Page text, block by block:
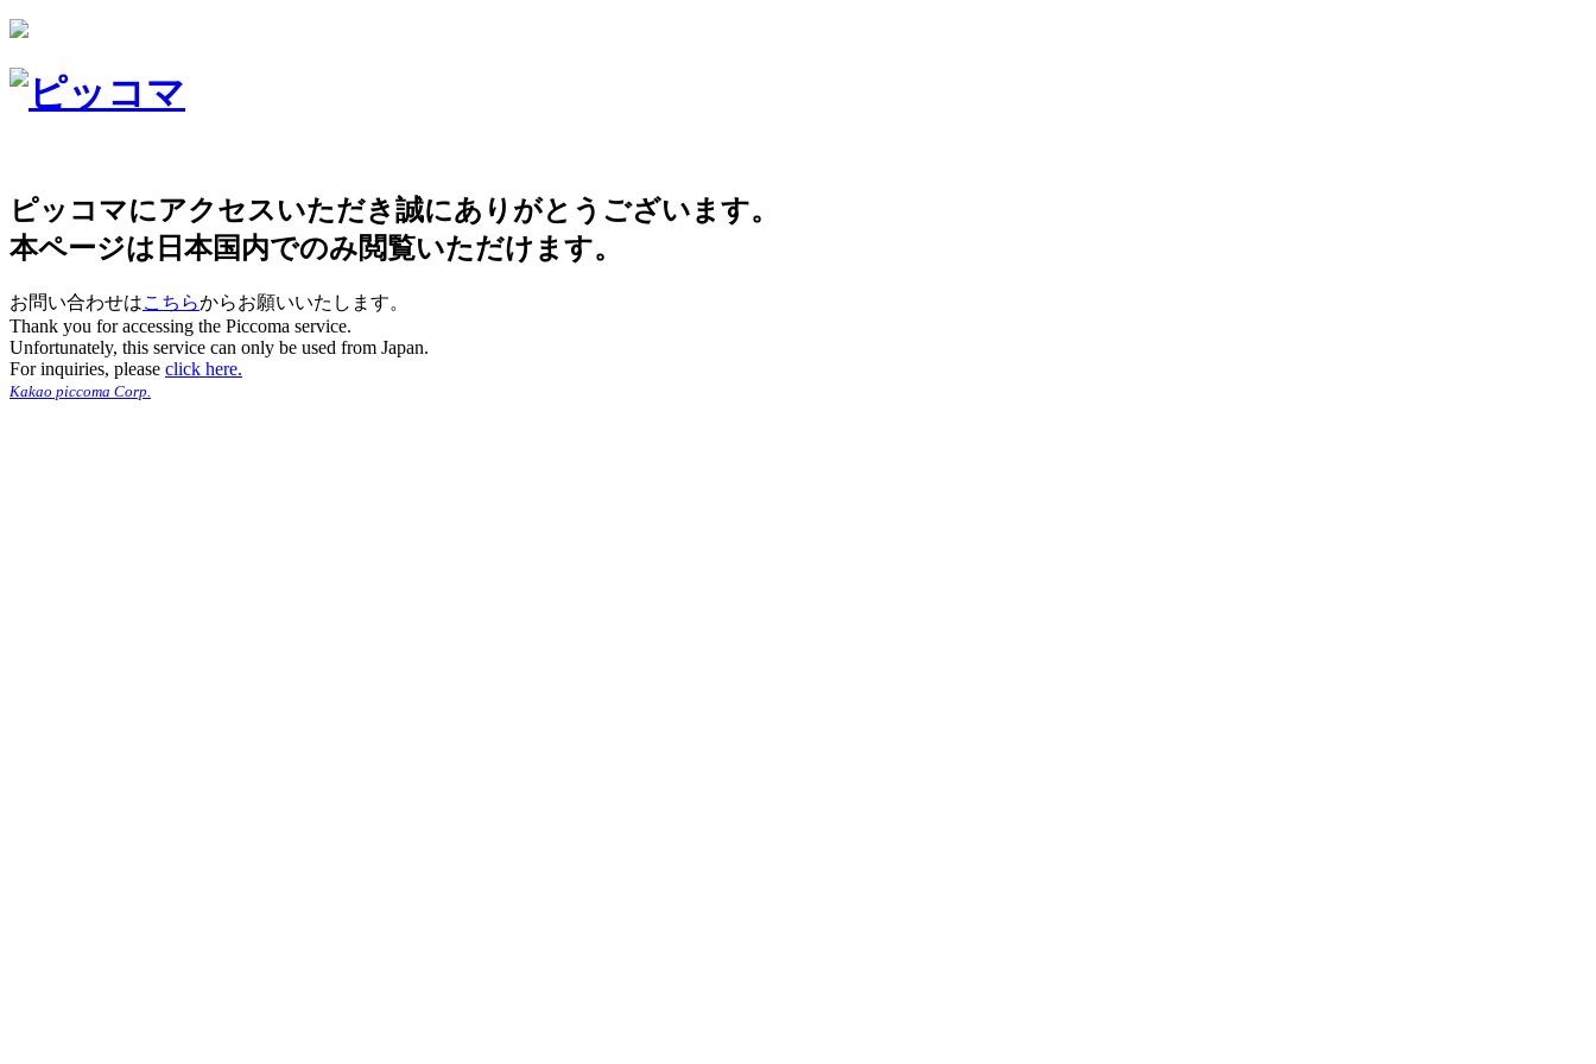
ピッコマにアクセスいただき誠にありがとうございます。
本ページは日本国内でのみ閲覧いただけます。
お問い合わせはこちらからお願いいたします。
Thank you for accessing the Piccoma service.
Unfortunately, this service can only be used from Japan.
For inquiries, please click here.
Kakao piccoma Corp.